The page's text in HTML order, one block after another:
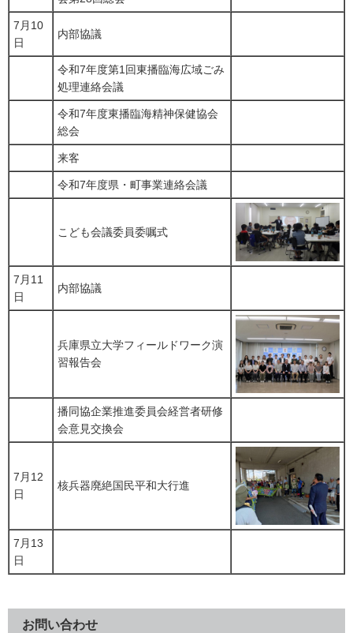
7月10
日
内部協議
令和7年度第1回東播臨海広域ごみ
処理連絡会議
令和7年度東播臨海精神保健協会
総会
来客
令和7年度県・町事業連絡会議
こども会議委員委嘱式
7月11
日
内部協議
兵庫県立大学フィールドワーク演
習報告会
播同協企業推進委員会経営者研修
会意見交換会
7月12
日
核兵器廃絶国民平和大行進
7月13
日
お問い合わせ